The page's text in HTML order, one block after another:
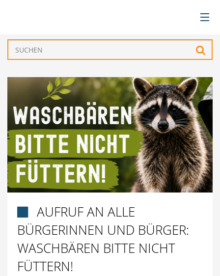
BÜRGERSERVICE
VERWALTUNG
GEMEINDEN
TOURISMUS & FREIZEIT
WIRTSCHAFT
AUFRUF AN ALLE
BÜRGERINNEN UND BÜRGER:
WASCHBÄREN BITTE NICHT
FÜTTERN!